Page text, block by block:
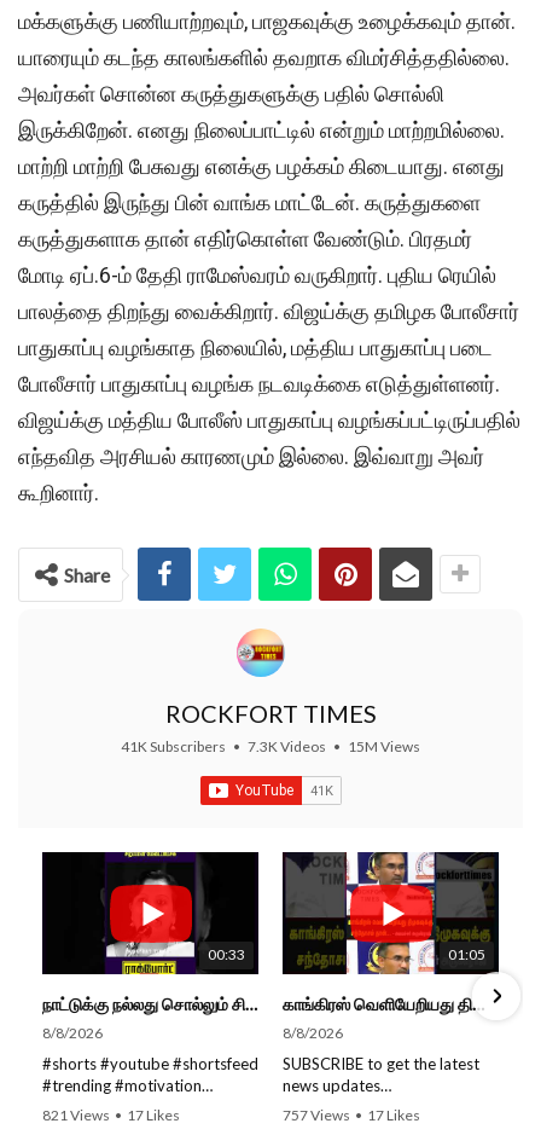
மக்களுக்கு பணியாற்றவும், பாஜகவுக்கு உழைக்கவும் தான்.
யாரையும் கடந்த காலங்களில் தவறாக விமர்சித்ததில்லை.
அவர்கள் சொன்ன கருத்துகளுக்கு பதில் சொல்லி
இருக்கிறேன். எனது நிலைப்பாட்டில் என்றும் மாற்றமில்லை.
மாற்றி மாற்றி பேசுவது எனக்கு பழக்கம் கிடையாது. எனது
கருத்தில் இருந்து பின் வாங்க மாட்டேன். கருத்துகளை
கருத்துகளாக தான் எதிர்கொள்ள வேண்டும். பிரதமர்
மோடி ஏப்.6-ம் தேதி ராமேஸ்வரம் வருகிறார். புதிய ரெயில்
பாலத்தை திறந்து வைக்கிறார். விஜய்க்கு தமிழக போலீசார்
பாதுகாப்பு வழங்காத நிலையில், மத்திய பாதுகாப்பு படை
போலீசார் பாதுகாப்பு வழங்க நடவடிக்கை எடுத்துள்ளனர்.
விஜய்க்கு மத்திய போலீஸ் பாதுகாப்பு வழங்கப்பட்டிருப்பதில்
எந்தவித அரசியல் காரணமும் இல்லை. இவ்வாறு அவர்
கூறினார்.
Share
ROCKFORT TIMES
41K Subscribers • 7.3K Videos • 15M Views
00:33
நாட்டுக்கு நல்லது சொல்லும் சிறப்பான மேடைப்பேச்சு... #shorts #subscribe #video
8/8/2026
#shorts #youtube #shortsfeed
#trending #motivation
#nowtrending #subscribe
821 Views • 17 Likes
01:05
காங்கிரஸ் வெளியேறியது திமுகவுக்கு சந்தோசம் தான்... - அமைச்சர் அருண்ராஜ்
8/8/2026
SUBSCRIBE to get the latest
news updates
ROCKFORT TIMES for NEW
757 Views • 17 Likes